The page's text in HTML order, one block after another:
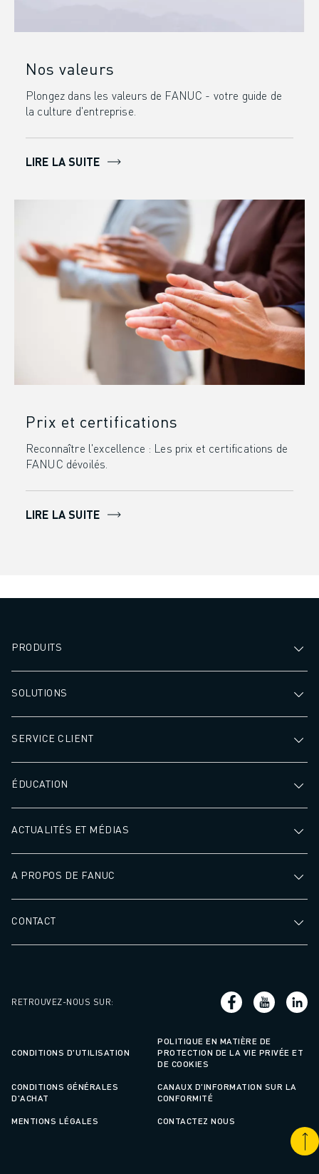
Nos valeurs
Plongez dans les valeurs de FANUC - votre guide de
la culture d'entreprise.
LIRE LA SUITE
Prix et certifications
Reconnaître l'excellence : Les prix et certifications de
FANUC dévoilés.
LIRE LA SUITE
PRODUITS
SOLUTIONS
SERVICE CLIENT
ÉDUCATION
ACTUALITÉS ET MÉDIAS
A PROPOS DE FANUC
CONTACT
RETROUVEZ-NOUS SUR:
CONDITIONS D'UTILISATION
POLITIQUE EN MATIÈRE DE
PROTECTION DE LA VIE PRIVÉE ET
DE COOKIES
CONDITIONS GÉNÉRALES
D'ACHAT
CANAUX D'INFORMATION SUR LA
CONFORMITÉ
MENTIONS LÉGALES CONTACTEZ NOUS